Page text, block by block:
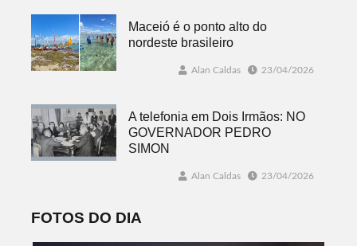
Maceió é o ponto alto do
nordeste brasileiro
Alan Caldas 23/04/2026
A telefonia em Dois Irmãos: NO
GOVERNADOR PEDRO
SIMON
Alan Caldas 23/04/2026
FOTOS DO DIA